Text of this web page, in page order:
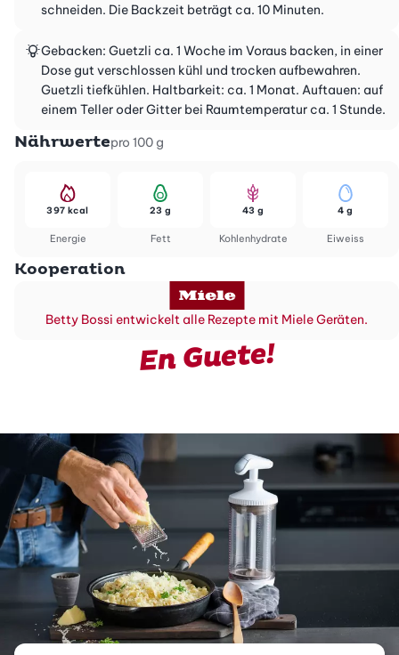
schneiden. Die Backzeit beträgt ca. 10 Minuten.
Gebacken: Guetzli ca. 1 Woche im Voraus backen, in einer
Dose gut verschlossen kühl und trocken aufbewahren.
Guetzli tiefkühlen. Haltbarkeit: ca. 1 Monat. Auftauen: auf
einem Teller oder Gitter bei Raumtemperatur ca. 1 Stunde.
Nährwertepro 100 g
Energie
397 kcal
Fett
23 g
Kohlenhydrate
43 g
Eiweiss
4 g
Kooperation
Betty Bossi entwickelt alle Rezepte mit Miele Geräten.
En Guete!